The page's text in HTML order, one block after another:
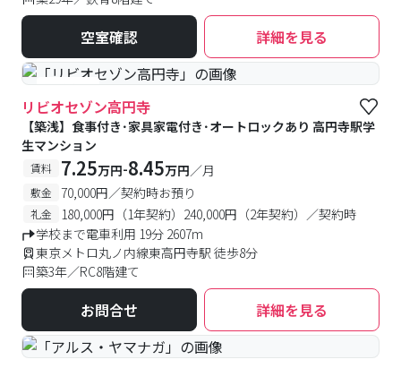
空室確認 詳細を見る
#食事付き
リビオセゾン高円寺
【築浅】食事付き･家具家電付き･オートロックあり 高円寺駅学
生マンション
賃料 7.25万円-8.45万円／月
敷金 70,000円／契約時お預り
礼金
180,000円（1年契約）240,000円（2年契約）／契約時
学校まで電車利用 19分 2607m
東京メトロ丸ノ内線東高円寺駅 徒歩8分
築3年／RC8階建て
お問合せ 詳細を見る